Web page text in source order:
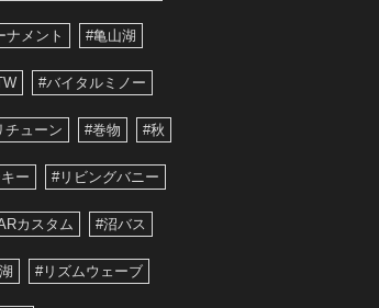
ナメント #亀山湖
#バイタルミノー
チューン #巻物 #秋
ー #リビングバニー
カスタム #沼バス
#リズムウェーブ